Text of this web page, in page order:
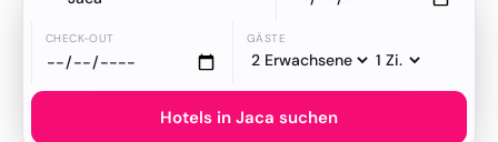
CHECK-OUT GÄSTE
Hotels in Jaca suchen